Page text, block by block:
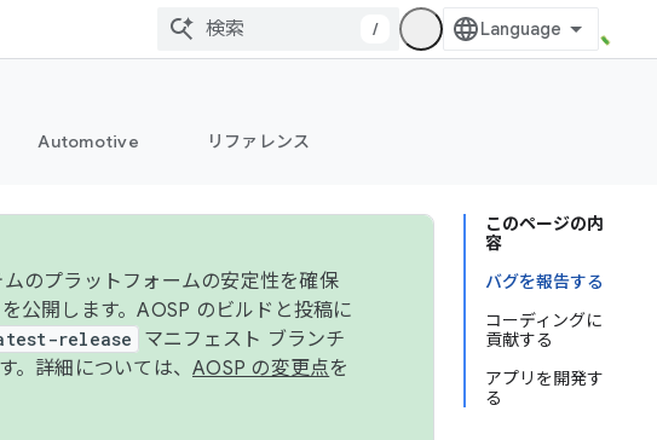
/
Automotive リファレンス
このページの内
容
バグを報告する
コーディングに
貢献する
アプリを開発す
る
のプラットフォームの安定性を確保
公開します。AOSP のビルドと投稿に
release
マニフェスト ブランチ
詳細については、 AOSP の変更点を